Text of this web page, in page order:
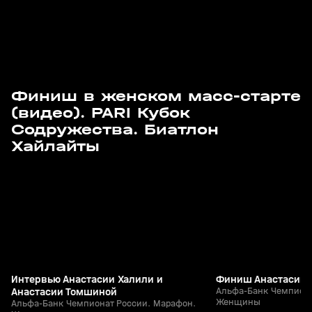
Финиш в женском масс-старте
(видео). PARI Кубок
Содружества. Биатлон
Хайлайты
29 мар, 11:39
Интервью Анастасии Халили и
Анастасии Томшиной
Альфа-Банк Чемпионат России. Марафон.
Финиш Анастасии
Альфа-Банк
Женщины